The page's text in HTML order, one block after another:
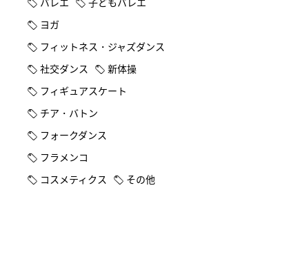
ヨガ
フィットネス・ジャズダンス
社交ダンス
新体操
フィギュアスケート
チア・バトン
フォークダンス
フラメンコ
コスメティクス
その他